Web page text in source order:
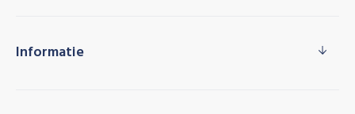
Informatie